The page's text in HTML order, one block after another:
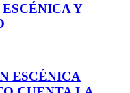
Y
ESCÉNICA